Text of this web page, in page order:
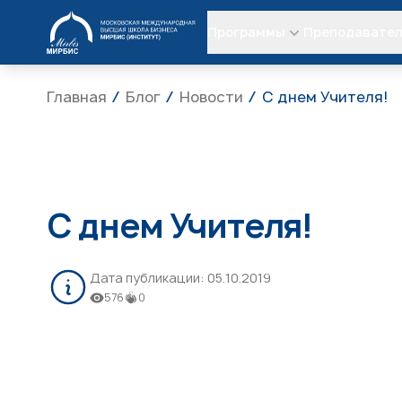
МИРБИС
Главная Блог Новости С днем Учителя!
С днем Учителя!
Дата публикации: 05.10.2019
576 0